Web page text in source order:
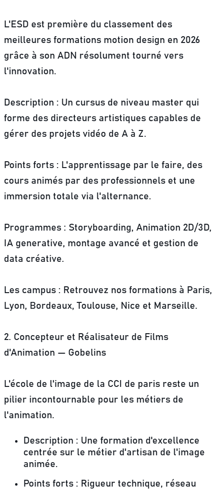
L'ESD est première du classement des
meilleures formations motion design en 2026
grâce à son ADN résolument tourné vers
l'innovation.
Description : Un cursus de niveau master qui
forme des directeurs artistiques capables de
gérer des projets vidéo de A à Z.
Points forts : L'apprentissage par le faire, des
cours animés par des professionnels et une
immersion totale via l'alternance.
Programmes : Storyboarding, Animation 2D/3D,
IA generative, montage avancé et gestion de
data créative.
Les campus : Retrouvez nos formations à Paris,
Lyon, Bordeaux, Toulouse, Nice et Marseille.
2. Concepteur et Réalisateur de Films
d'Animation — Gobelins
L'école de l'image de la CCI de paris reste un
pilier incontournable pour les métiers de
l'animation.
Description : Une formation d'excellence
centrée sur le métier d'artisan de l'image
animée.
Points forts : Rigueur technique, réseau